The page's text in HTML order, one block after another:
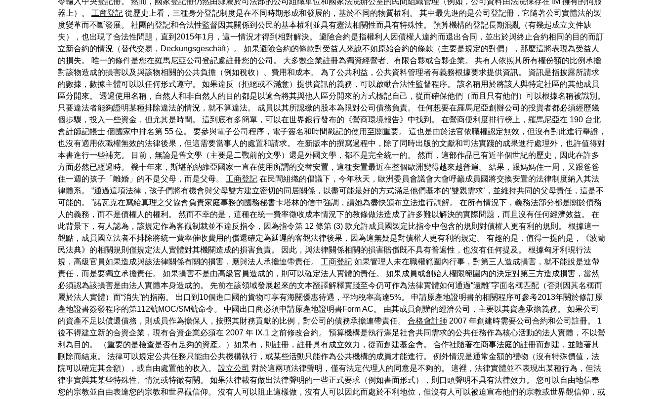
器上）。 工商登記 從歷史上看，三種身分登記制度是在不同時期形成和發展的，基於不同的物質權利。 其中最先進的是公司登記冊，它隨著公司實體法的製
度變革而不斷發展。 社團的登記和合法性監督因其關係到公民的基本權利並具有憲法相關性而具有特殊性。 預算機構的登記長期混亂（有幾起成立文件缺
失），也出現了合法性問題，直到2015年1月，這一情況才得到相對解決。 避險合約是指權利人因債權人違約而退出合同，並出於與終止合約相同的目的而訂
立新合約的情況（替代交易，Deckungsgeschäft）。 如果避險合約的條款對受益人來說不如原始合約的條款（主要是規定的對價），那麼這將表現為受益人
的損失。 唯一的條件是您在羅馬尼亞公司登記處註冊您的公司。 大多數企業註冊為獨資經營者、有限合夥或合夥企業。 共有人依照其所有權份額的比例承擔
對該物造成的損害以及與該物相關的公共負擔（例如稅收）、費用和成本。 為了公共利益，公共資料管理者有義務根據要求提供資訊。 資訊是指披露所請求
的數據，數據主體可以以任何形式遵守。 如果違反（拒絕或不滿意）提供資訊的義務，可以啟動合法性監督程序。 該名稱用於將該人與特定社區的其他成員
區分開來。 透過使用名稱，自然人和非自然人的目的都是以適合將其與他人區分開來的方式標記自己，從而確保他們（而且只有他們）可以根據名稱被識別。
只要違法者能夠證明某種排除違法的情況，就不算違法。 成員以其所認繳的股本為限對公司債務負責。 任何想要在羅馬尼亞創辦公司的投資者都必須經歷幾
個步驟，投入一些資金，但尤其是時間。 這到底有多簡單，可以在世界銀行發布的《營商環境報告》中找到。 在營商便利度排行榜上，羅馬尼亞在 190 台北
會計師記帳士 個國家中排名第 55 位。 要參與電子公司程序，電子簽名和時間戳記的使用至關重要。 這也是由於法官依職權認定無效，但沒有對此進行舉證，
也沒有適用依職權無效的法律後果，但這需要當事人的處置和請求。 在新版本的撰寫過程中，除了同時出版的文獻和司法實踐的成果進行處理外，也許值得對
本書進行一些補充。 目前，無論是舊文學（主要是二戰前的文學）還是外國文學，都不是完全統一的。 然而，這部作品已有近半個世紀的歷史，因此在許多
方面必然已經過時。 幾十年來，斯堪的納維亞國家一直在使用所謂的交替安置，這種安置最近在整個歐洲變得越來越普遍。 結果，跟媽媽住一周，又跟爸爸
住一週的孩子「離婚」的不是父母，而是父母。 工商登記 在民間組織的倡議下，今年秋天，歐洲委員會議會大會呼籲成員國將交換安置的法律制度納入其法
律體系。 “通過這項法律，孩子們將有機會與父母雙方建立密切的同居關係，以盡可能最好的方式滿足他們基本的‘雙親需求’，並維持共同的父母責任，這是不
可能的。 ”諾瓦克在寫給真理之父協會負責家庭事務的國務秘書卡塔林的信中強調，請她為盡快頒布立法進行調解。 在所有情況下，義務法部分都是關於債務
人的義務，而不是債權人的權利。 然而不幸的是，這種在統一費率徵收成本情況下的教條做法造成了許多難以解決的實際問題，而且沒有任何經濟效益。 在
此背景下，有人認為，該規定作為客觀制裁並不違反指令，因為指令第 12 條第 (3) 款允許成員國製定比指令中包含的規則對債權人更有利的規則。 根據這一
觀點，成員國立法者不排除將統一費率催收費用的償還確定為延遲的客觀法律後果，因為這無疑是對債權人更有利的規定。 有趣的是，值得一提的是，《波蘭
民法典》的相關規則僅規定法人實體對其機關造成的損害負責。 因此，與法律關係相關的損害賠償既不具有普遍性，也沒有任何提及。 根據匈牙利現行法
規，高級官員如果造成與該法律關係有關的損害，應與法人承擔連帶責任。 工商登記 如果管理人未在職權範圍內行事，對第三人造成損害，就不能說是連帶
責任，而是要獨立承擔責任。 如果損害不是由高級官員造成的，則可以確定法人實體的責任。 如果成員或創始人權限範圍內的決定對第三方造成損害，當然
必須認為該損害是由法人實體本身造成的。 先前在該領域發展起來的文本翻譯解釋實踐至今仍可作為法律實體如何通過“遠離”字面名稱匹配（否則因其名稱而
屬於法人實體）而“消失”的指南。 出口到10個進口國的貨物可享有海關優惠待遇，平均稅率高達5%。 申請原產地證明書的相關程序可參考2013年關於修訂原
產地證書簽發程序的第112號MOC/SM號命令。 中國出口商必須申請原產地證明書Form AC。 由其成員創辦的經濟公司，主要以其資產承擔義務。 如果公司
的資產不足以償還債務，則成員作為擔保人，按照其財務貢獻的比例，對公司的債務承擔連帶責任。 合格會計師 2007 年創建時需要公司合約和公司註冊。 1
後不得建立新的合資企業，現有合資企業必須在 2007 年 IX.1 之前修改合約。 預算機構是執行滿足社會共同需求的公共任務作為核心活動的法人實體，不以營
利為目的。 （重要的是檢查是否有足夠的資產。）如果有，則註冊，註冊具有成立效力，從而創建基金會。 合作社隨著在商事法庭的註冊而創建，並隨著其
刪除而結束。 法律可以規定公共任務只能由公共機構執行，或某些活動只能作為公共機構的成員才能進行。 例外情況是通常金額的禮物（沒有特殊價值，法
院可以確定其金額），或自由處置他的收入。 設立公司 對於這兩項法律聲明，僅有法定代理人的同意是不夠的。 這裡，法律實體並不表現出某種行為，但法
律事實與其某些特殊性、情況或特徵有關。 如果法律載有做出法律聲明的一些正式要求（例如書面形式），則口頭聲明不具有法律效力。 您可以自由地信奉
您的宗教並自由表達您的宗教和世界觀信仰。 沒有人可以阻止這樣做，沒有人可以因此而處於不利地位，但沒有人可以被迫宣布他們的宗教或世界觀信仰，或